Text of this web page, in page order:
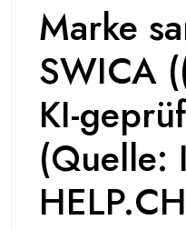
Marke
SWICA
KI-
(Quelle: